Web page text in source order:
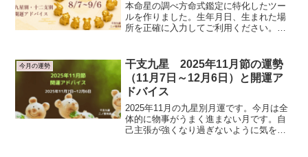
本命星の調べ方命式鑑定に特化したツー
ルを作りました。生年月日、生まれた場
所を正確に入力してご利用ください。◆
スマホで見たときには一番上です。2026
年8月の月運（九星...
今月の運勢
干支九星 2025年11月節の運勢
（11月7日～12月6日）と開運ア
ドバイス
2025年11月の九星別月運です。今月は全
体的に物事がうまく進まない月です。自
己主張が強くなり過ぎないように気を付